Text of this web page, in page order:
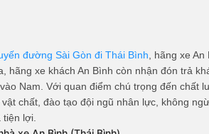
đường Sài Gòn đi Thái Bình , hãng xe
hãng xe khách An Bình còn nhận đón trả
Nam. Với quan điểm chú trọng đến chất
chất, đào tạo đội ngũ nhân lực, không
lợi.